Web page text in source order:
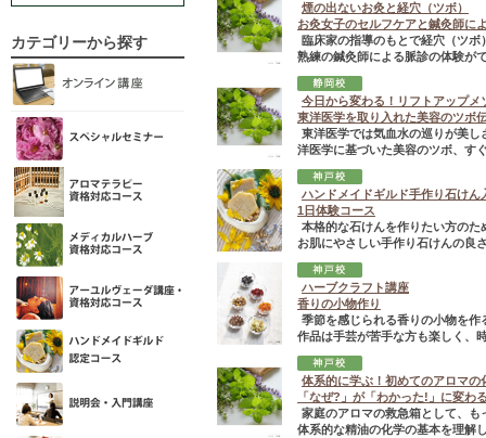
カテゴリーから探す
煙の出ないお灸と経穴（ツボ）
お灸女子のセルフケアと鍼灸師に
臨床家の指導のもとで経穴（ツ
熟練の鍼灸師による脈診の体験が
今日から変わる！リフトアップメ
東洋医学を取り入れた美容のツボ
東洋医学では気血水の巡りが美
洋医学に基づいた美容のツボ、す
ハンドメイドギルド手作り石けん
1日体験コース
本格的な石けんを作りたい方の
お肌にやさしい手作り石けんの良
ハーブクラフト講座
香りの小物作り
季節を感じられる香りの小物を
作品は手芸が苦手な方も楽しく、
体系的に学ぶ！初めてのアロマの
「なぜ?」が「わかった!」に変わ
家庭のアロマの救急箱として、
体系的な精油の化学の基本を理解